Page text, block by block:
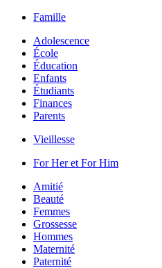
Famille
Adolescence
École
Éducation
Enfants
Étudiants
Finances
Parents
Vieillesse
For Her et For Him
Amitié
Beauté
Femmes
Grossesse
Hommes
Maternité
Paternité